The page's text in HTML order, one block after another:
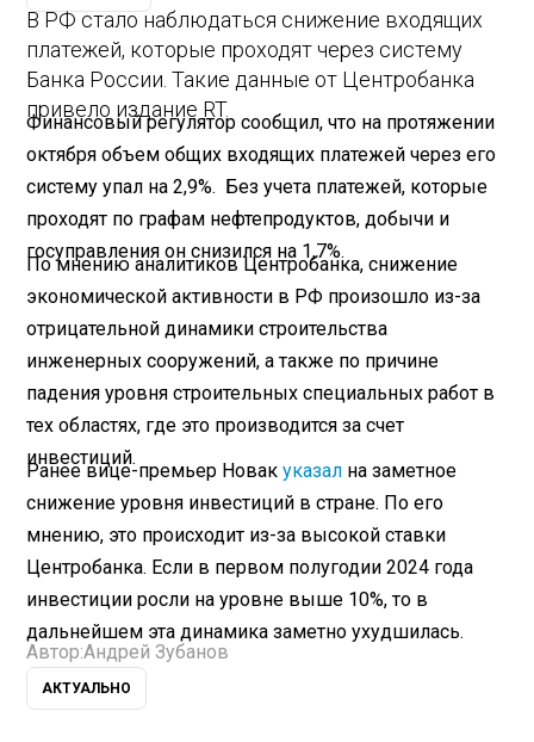
В РФ стало наблюдаться снижение входящих
платежей, которые проходят через систему
Банка России. Такие данные от Центробанка
привело издание RT.
Финансовый регулятор сообщил, что на протяжении
октября объем общих входящих платежей через его
систему упал на 2,9%. Без учета платежей, которые
проходят по графам нефтепродуктов, добычи и
госуправления он снизился на 1,7%.
По мнению аналитиков Центробанка, снижение
экономической активности в РФ произошло из-за
отрицательной динамики строительства
инженерных сооружений, а также по причине
падения уровня строительных специальных работ в
тех областях, где это производится за счет
инвестиций.
Ранее вице-премьер Новакуказал на заметное
снижение уровня инвестиций в стране. По его
мнению, это происходит из-за высокой ставки
Центробанка. Если в первом полугодии 2024 года
инвестиции росли на уровне выше 10%, то в
дальнейшем эта динамика заметно ухудшилась.
Автор:Андрей Зубанов
АКТУАЛЬНО